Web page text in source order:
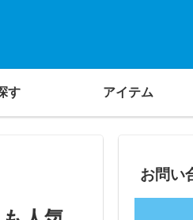
す アイテム
お問い